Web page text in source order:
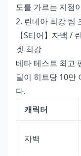
도를 가르는 지점
2. 린네아 최강 팀
【S티어】자백 /
겟 최강
베타 테스트 최고
딜이 히트당 10만
다.
캐릭터
자백